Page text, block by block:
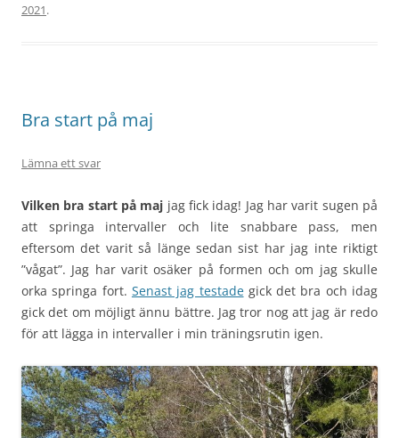
2021.
Bra start på maj
Lämna ett svar
Vilken bra start på maj jag fick idag! Jag har varit sugen på
att springa intervaller och lite snabbare pass, men
eftersom det varit så länge sedan sist har jag inte riktigt
”vågat”. Jag har varit osäker på formen och om jag skulle
orka springa fort. Senast jag testadegick det bra och idag
gick det om möjligt ännu bättre. Jag tror nog att jag är redo
för att lägga in intervaller i min träningsrutin igen.